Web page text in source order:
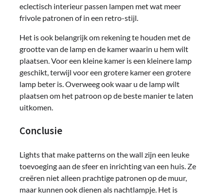
eclectisch interieur passen lampen met wat meer
frivole patronen of in een retro-stijl.
Het is ook belangrijk om rekening te houden met de
grootte van de lamp en de kamer waarin u hem wilt
plaatsen. Voor een kleine kamer is een kleinere lamp
geschikt, terwijl voor een grotere kamer een grotere
lamp beter is. Overweeg ook waar u de lamp wilt
plaatsen om het patroon op de beste manier te laten
uitkomen.
Conclusie
Lights that make patterns on the wall zijn een leuke
toevoeging aan de sfeer en inrichting van een huis. Ze
creëren niet alleen prachtige patronen op de muur,
maar kunnen ook dienen als nachtlampje. Het is